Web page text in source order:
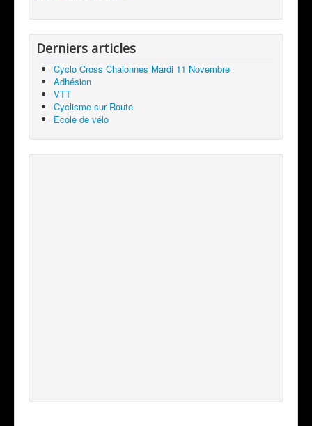
Derniers articles
Cyclo Cross Chalonnes Mardi 11 Novembre
Adhésion
VTT
Cyclisme sur Route
Ecole de vélo